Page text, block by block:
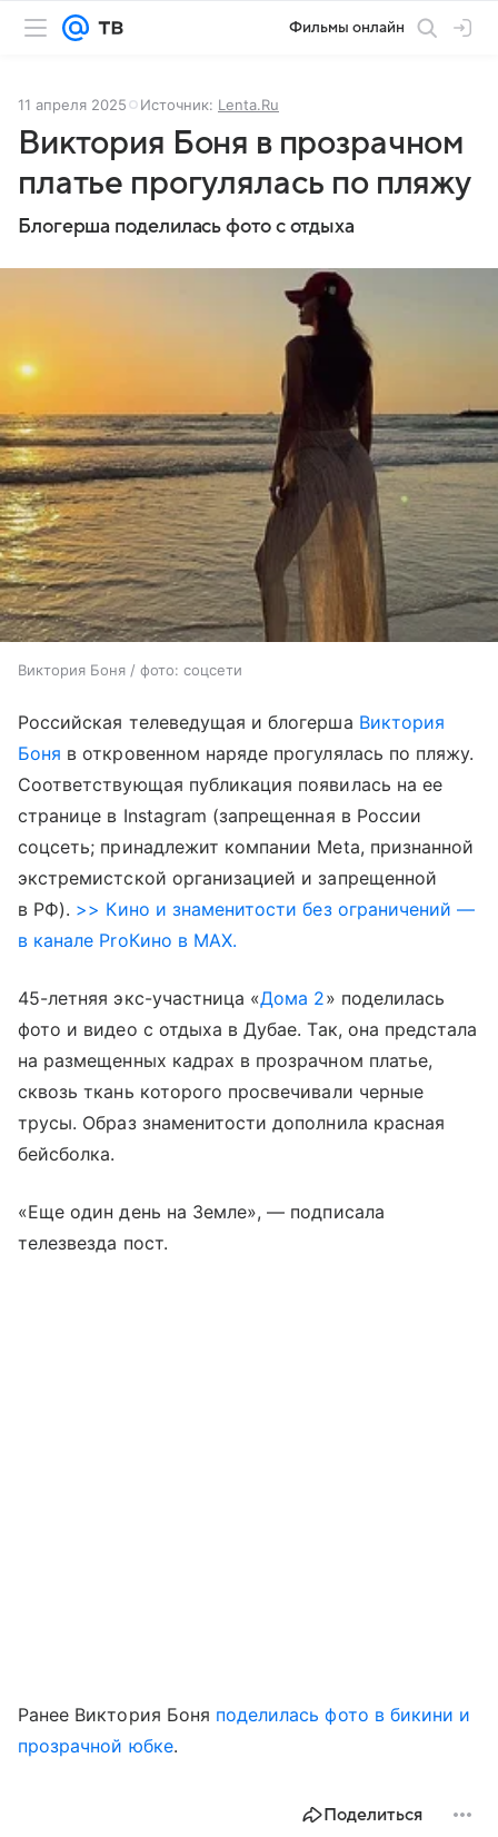
Фильмы онлайн
11 апреля 2025 Источник: Lenta.Ru
Виктория Боня в прозрачном
платье прогулялась по пляжу
Блогерша поделилась фото с отдыха
Виктория Боня / фото: соцсети
Российская телеведущая и блогерша Виктория
Боня в откровенном наряде прогулялась по пляжу.
Соответствующая публикация появилась на ее
странице в Instagram (запрещенная в России
соцсеть; принадлежит компании Meta, признанной
экстремистской организацией и запрещенной
в РФ). >> Кино и знаменитости без ограничений —
в канале ProКино в MAX.
45-летняя экс-участница «Дома 2» поделилась
фото и видео с отдыха в Дубае. Так, она предстала
на размещенных кадрах в прозрачном платье,
сквозь ткань которого просвечивали черные
трусы. Образ знаменитости дополнила красная
бейсболка.
«Еще один день на Земле», — подписала
телезвезда пост.
Ранее Виктория Боня поделилась фото в бикини и
прозрачной юбке.
Поделиться